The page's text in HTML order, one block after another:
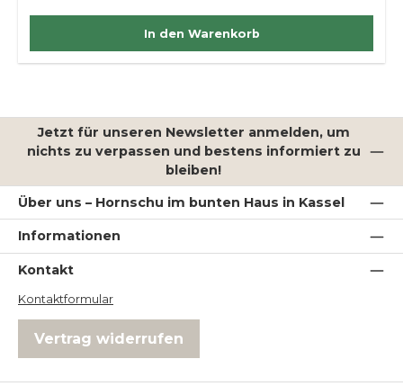
In den Warenkorb
Jetzt für unseren Newsletter anmelden, um
nichts zu verpassen und bestens informiert zu
bleiben!
Über uns – Hornschu im bunten Haus in Kassel
Informationen
Kontakt
Kontaktformular
Vertrag widerrufen